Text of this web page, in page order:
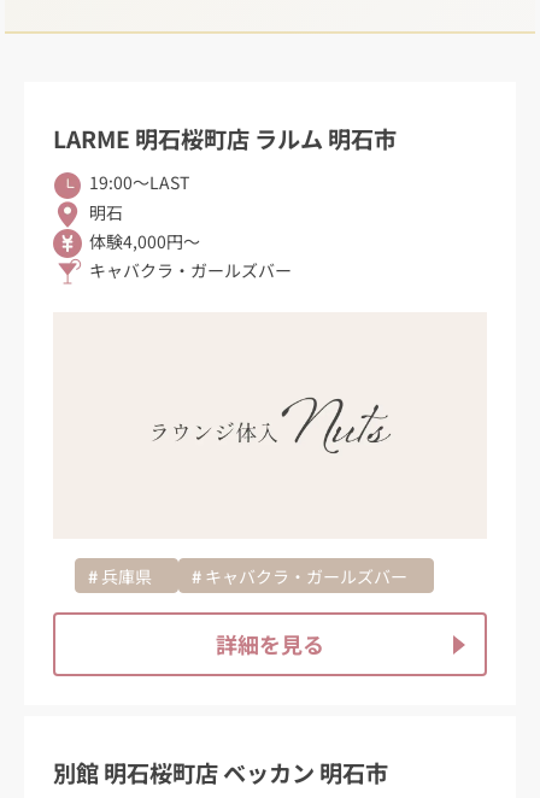
LARME 明石桜町店 ラルム 明石市
19:00〜LAST
明石
体験4,000円～
キャバクラ・ガールズバー
兵庫県 キャバクラ・ガールズバー
詳細を見る
別館 明石桜町店 ベッカン 明石市